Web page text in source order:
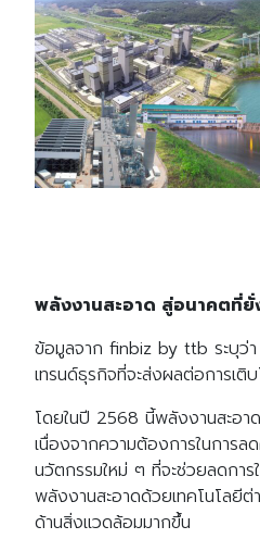
พลังงานสะอาด สู่อนาคตที่ยั่
ข้อมูลจาก finbiz by ttb ระบุว่า
เทรนด์ธุรกิจที่จะส่งผลต่อการเติ
โดยในปี 2568 นี้พลังงานสะอา
เนื่องจากความต้องการในการ
นวัตกรรมใหม่ ๆ ที่จะช่วยลดกา
พลังงานสะอาดด้วยเทคโนโลยี
ด้านสิ่งแวดล้อมมากขึ้น